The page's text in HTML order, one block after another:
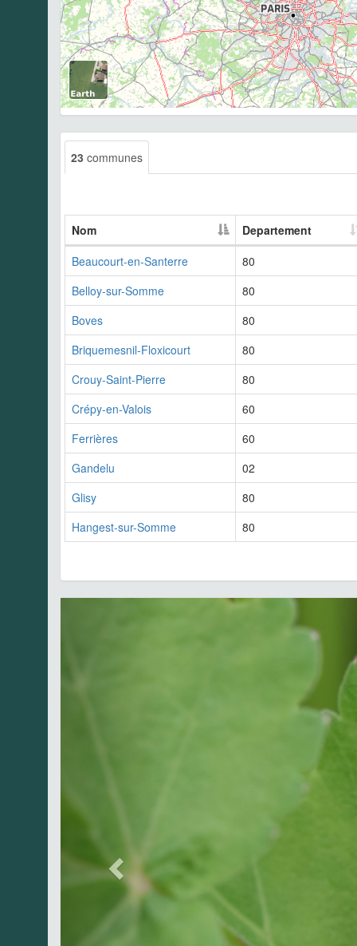
23 communes
Nom
Departement
Beaucourt-en-Santerre
80
Belloy-sur-Somme
80
Boves
80
Briquemesnil-Floxicourt
80
Crouy-Saint-Pierre
80
Crépy-en-Valois
60
Ferrières
60
Gandelu
02
Glisy
80
Hangest-sur-Somme
80